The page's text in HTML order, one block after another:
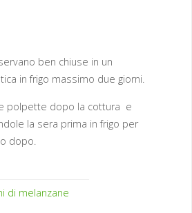
ben chiuse in un
in frigo massimo due giorni.
polpette dopo la cottura e
la sera prima in frigo per
dopo.
di melanzane